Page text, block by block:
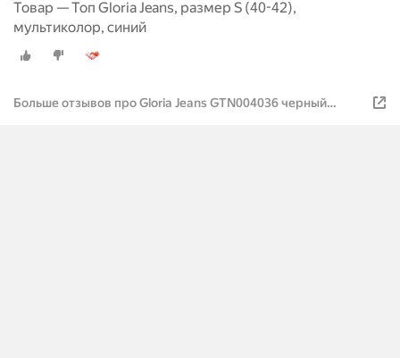
Товар — Топ Gloria Jeans, размер S (40-42),
мультиколор, синий
Больше отзывов про Gloria Jeans GTN004036 черный